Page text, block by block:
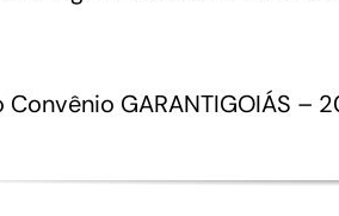
GARANTIGOIÁS –